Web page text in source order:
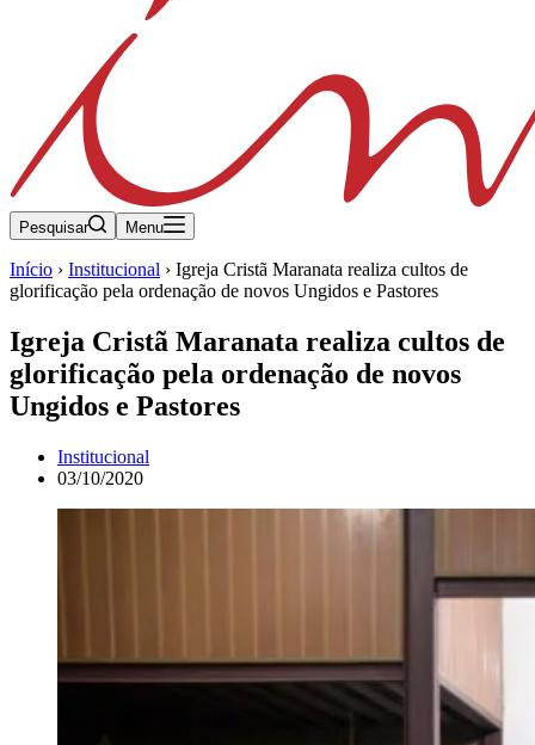
Pesquisar Menu
Início › Institucional › Igreja Cristã Maranata realiza cultos de
glorificação pela ordenação de novos Ungidos e Pastores
Igreja Cristã Maranata realiza cultos de
glorificação pela ordenação de novos
Ungidos e Pastores
Institucional
03/10/2020